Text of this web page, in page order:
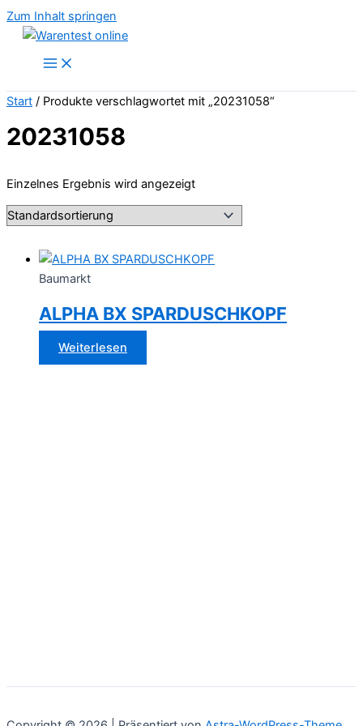
Zum Inhalt springen
Start / Produkte verschlagwortet mit „20231058“
20231058
Einzelnes Ergebnis wird angezeigt
Baumarkt
ALPHA BX SPARDUSCHKOPF
Weiterlesen